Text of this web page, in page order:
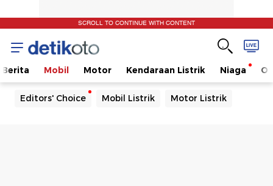
SCROLL TO CONTINUE WITH CONTENT
Berita Mobil Motor Kendaraan Listrik Niaga
Editors' Choice Mobil Listrik Motor Listrik